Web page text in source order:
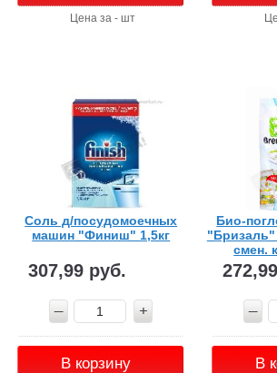
Цена за - шт
Соль д/посудомоечных
машин "Финиш" 1,5кг
307,99 руб.
В корзину
Био-
"Бризаль"
смен.
В